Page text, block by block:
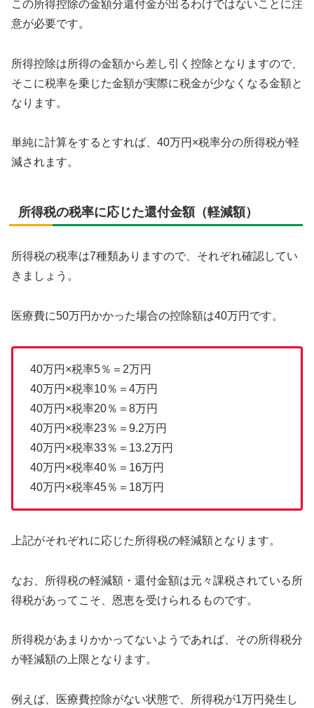
この所得控除の金額分還付金が出るわけではないことに注
意が必要です。
所得控除は所得の金額から差し引く控除となりますので、
そこに税率を乗じた金額が実際に税金が少なくなる金額と
なります。
単純に計算をするとすれば、40万円×税率分の所得税が軽
減されます。
所得税の税率に応じた還付金額（軽減額）
所得税の税率は7種類ありますので、それぞれ確認してい
きましょう。
医療費に50万円かかった場合の控除額は40万円です。
40万円×税率5％＝2万円
40万円×税率10％＝4万円
40万円×税率20％＝8万円
40万円×税率23％＝9.2万円
40万円×税率33％＝13.2万円
40万円×税率40％＝16万円
40万円×税率45％＝18万円
上記がそれぞれに応じた所得税の軽減額となります。
なお、所得税の軽減額・還付金額は元々課税されている所
得税があってこそ、恩恵を受けられるものです。
所得税があまりかかってないようであれば、その所得税分
が軽減額の上限となります。
例えば、医療費控除がない状態で、所得税が1万円発生し